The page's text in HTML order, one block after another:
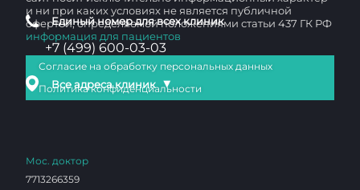
Единый номер для всех клиник
+7 (499) 600-03-03
Все адреса клиник ▼
и ни при каких условиях не является публичной
офертой, определяемой положениями статьи 437 ГК РФ
информация для пациентов
Согласие на обработку персональных данных
Политика конфиденциальности
Мос. доктор
7713266359